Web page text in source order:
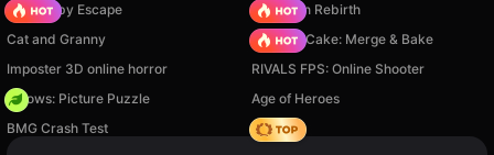
Your Obby Escape
Stickman Rebirth
Cat and Granny
Piece of Cake: Merge & Bake
Imposter 3D online horror
RIVALS FPS: Online Shooter
Arrows: Picture Puzzle
Age of Heroes
BMG Crash Test
Hedgies